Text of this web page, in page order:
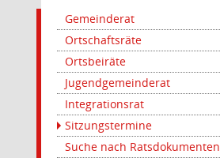
Gemeinderat
Ortschaftsräte
Ortsbeiräte
Jugendgemeinderat
Integrationsrat
Sitzungstermine
Suche nach Ratsdokumenten